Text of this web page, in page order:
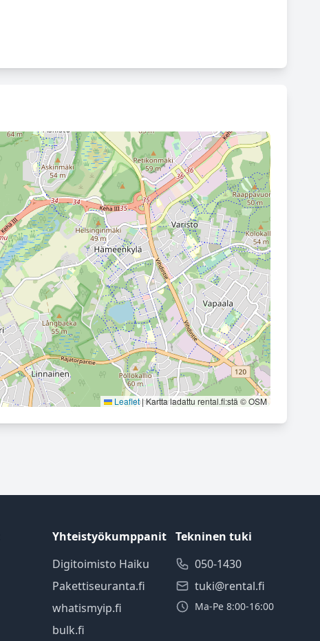
Leaflet|Kartta ladattu rental.fi:stä © OSM
Yhteistyökumppanit
Digitoimisto Haiku
Pakettiseuranta.fi
whatismyip.fi
bulk.fi
Tekninen tuki
050-1430
tuki@rental.fi
Ma-Pe 8:00-16:00